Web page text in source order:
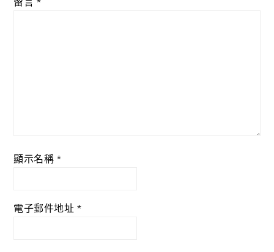
顯示名稱 *
電子郵件地址 *